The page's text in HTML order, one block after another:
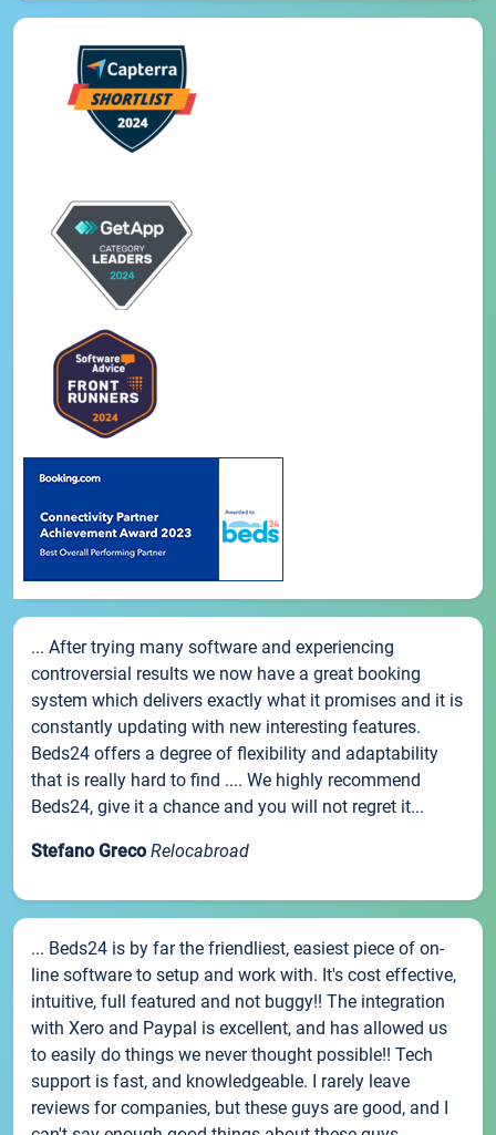
... After trying many software and experiencing
controversial results we now have a great booking
system which delivers exactly what it promises and it is
constantly updating with new interesting features.
Beds24 offers a degree of flexibility and adaptability
that is really hard to find .... We highly recommend
Beds24, give it a chance and you will not regret it...
Stefano Greco Relocabroad
... Beds24 is by far the friendliest, easiest piece of on-
line software to setup and work with. It's cost effective,
intuitive, full featured and not buggy!! The integration
with Xero and Paypal is excellent, and has allowed us
to easily do things we never thought possible!! Tech
support is fast, and knowledgeable. I rarely leave
reviews for companies, but these guys are good, and I